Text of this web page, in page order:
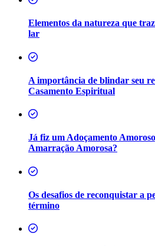
Elementos da natureza que
lar
A importância de blindar seu
Casamento Espiritual
Já fiz um Adoçamento
Amarração Amorosa?
Os desafios de reconquistar a
término